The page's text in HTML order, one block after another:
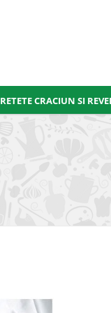
RETETE CRACIUN SI